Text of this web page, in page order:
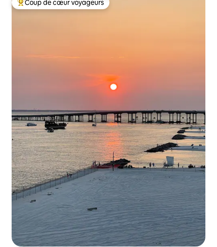
Coups de cœur voyageurs les plus appréciés
Coup de cœur voyageurs